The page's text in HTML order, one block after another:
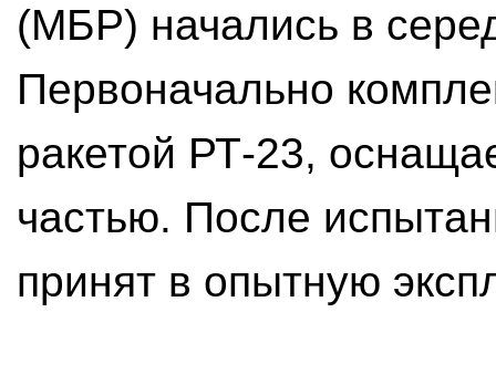
(МБР) начались в
Первоначально
ракетой РТ-23,
частью. После
принят в опытную